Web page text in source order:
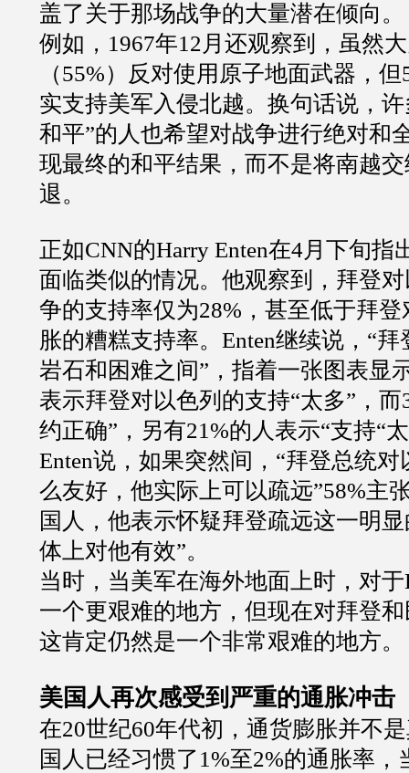
盖了关于那场战争的大量潜在倾向。
例如，1967年12月还观察到，虽然
（55%）反对使用原子地面武器，
实支持美军入侵北越。换句话说，
和平”的人也希望对战争进行绝对和
现最终的和平结果，而不是将南越
退。
正如CNN的Harry Enten在4月下旬指
面临类似的情况。他观察到，拜登
争的支持率仅为28%，甚至低于拜
胀的糟糕支持率。Enten继续说，“
岩石和困难之间”，指着一张图表显
表示拜登对以色列的支持“太多”，而
约正确”，另有21%的人表示“支持“
Enten说，如果突然间，“拜登总统
么友好，他实际上可以疏远”58%主
国人，他表示怀疑拜登疏远这一明
体上对他有效”。
当时，当美军在海外地面上时，对
一个更艰难的地方，但现在对拜登
这肯定仍然是一个非常艰难的地方。
美国人再次感受到严重的通胀冲击
在20世纪60年代初，通货膨胀并不
国人已经习惯了1%至2%的通胀率，